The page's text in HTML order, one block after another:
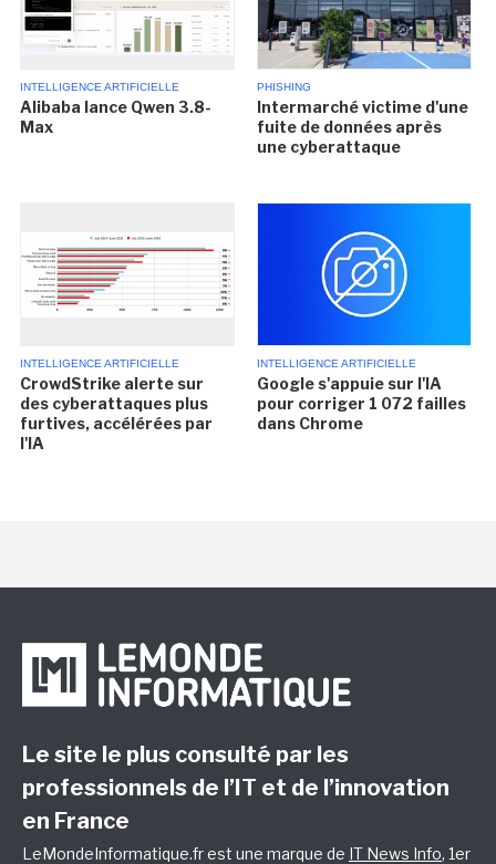
INTELLIGENCE ARTIFICIELLE
Alibaba lance Qwen 3.8-
Max
PHISHING
Intermarché victime d'une
fuite de données après
une cyberattaque
INTELLIGENCE ARTIFICIELLE
CrowdStrike alerte sur
des cyberattaques plus
furtives, accélérées par
l'IA
INTELLIGENCE ARTIFICIELLE
Google s'appuie sur l'IA
pour corriger 1 072 failles
dans Chrome
Le site le plus consulté par les
professionnels de l’IT et de l’innovation
en France
LeMondeInformatique.fr est une marque de IT News Info, 1er